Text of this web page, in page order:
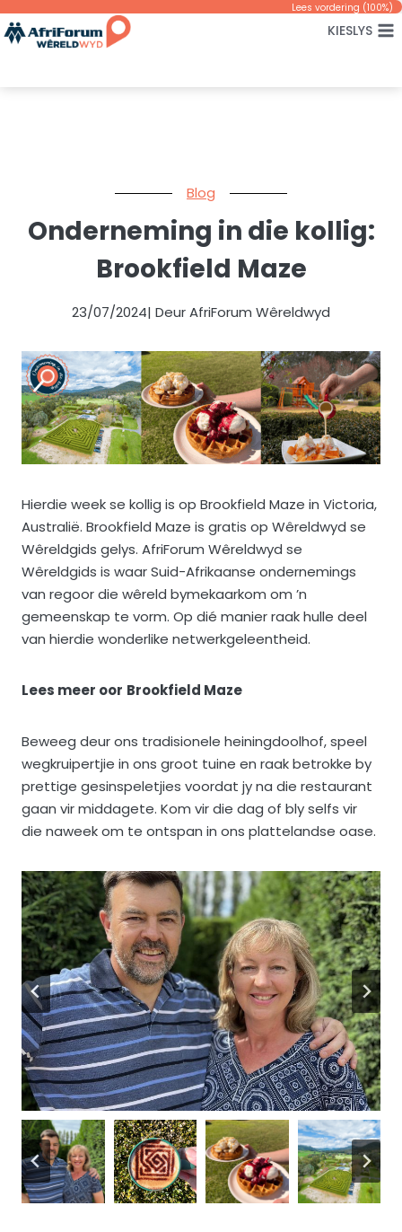
Skip
to
Lees vordering (100%)
KIESLYS
Blog
Onderneming in die kollig:
Brookfield Maze
23/07/2024| Deur AfriForum Wêreldwyd
Hierdie week se kollig is op Brookfield Maze in Victoria,
Australië. Brookfield Maze is gratis op Wêreldwyd se
Wêreldgids gelys. AfriForum Wêreldwyd se
Wêreldgids is waar Suid-Afrikaanse ondernemings
van regoor die wêreld bymekaarkom om ’n
gemeenskap te vorm. Op dié manier raak hulle deel
van hierdie wonderlike netwerkgeleentheid.
Lees meer oor Brookfield Maze
Beweeg deur ons tradisionele heiningdoolhof, speel
wegkruipertjie in ons groot tuine en raak betrokke by
prettige gesinspeletjies voordat jy na die restaurant
gaan vir middagete. Kom vir die dag of bly selfs vir
die naweek om te ontspan in ons plattelandse oase.